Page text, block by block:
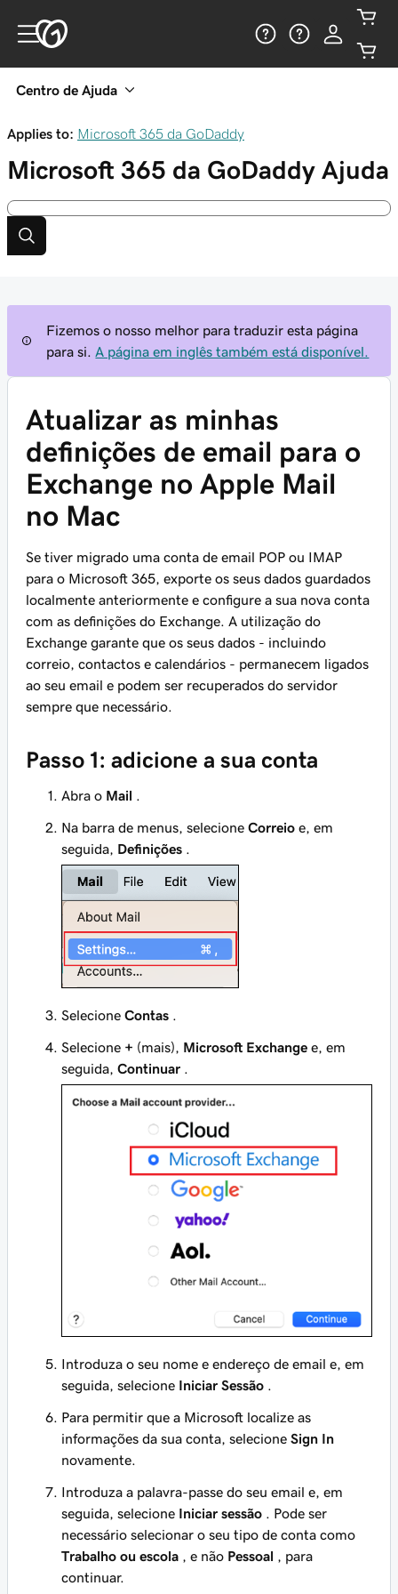
Centro de Ajuda
Applies to: Microsoft 365 da GoDaddy
Microsoft 365 da GoDaddy Ajuda
Fizemos o nosso melhor para traduzir esta página
para si.
A página em inglês também está disponível.
Atualizar as minhas
definições de email para o
Exchange no Apple Mail
no Mac
Se tiver migrado uma conta de email POP ou IMAP
para o Microsoft 365, exporte os seus dados guardados
localmente anteriormente e configure a sua nova conta
com as definições do Exchange. A utilização do
Exchange garante que os seus dados - incluindo
correio, contactos e calendários - permanecem ligados
ao seu email e podem ser recuperados do servidor
sempre que necessário.
Passo 1: adicione a sua conta
Abra o Mail
Na barra de menus, selecione Correio e, em
seguida, Definições
Selecione Contas
Selecione + (mais), Microsoft Exchange e, em
seguida, Continuar
Introduza o seu nome e endereço de email e, em
seguida, selecione Iniciar Sessão
Para permitir que a Microsoft localize as
informações da sua conta, selecione Sign In
novamente.
Introduza a palavra-passe do seu email e, em
seguida, selecione Iniciar sessão . Pode ser
necessário selecionar o seu tipo de conta como
Trabalho ou escola , e não Pessoal , para
continuar.